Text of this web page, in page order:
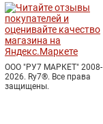
ООО "РУ7 МАРКЕТ" 2008-
2026. Ry7®. Все права
защищены.